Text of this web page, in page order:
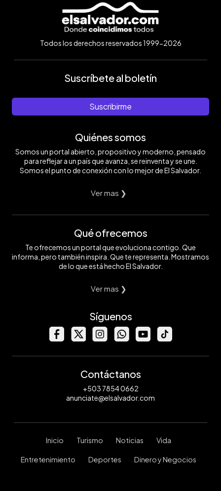
Todos los derechos reservados 1999-2026
Suscríbete al boletín
Suscribirme
Quiénes somos
Somos un portal abierto, propositivo y moderno, pensado
para reflejar a un país que avanza, se reinventa y se une.
Somos el punto de conexión con lo mejor de El Salvador.
Ver mas ❯
Qué ofrecemos
Te ofrecemos un portal que evoluciona contigo. Que
informa, pero también inspira. Que te representa. Mostramos
de lo que está hecho El Salvador.
Ver mas ❯
Síguenos
Contáctanos
+503 7854 0662
anunciate@elsalvador.com
Inicio Turismo Noticias Vida
Entretenimiento Deportes Dinero y Negocios